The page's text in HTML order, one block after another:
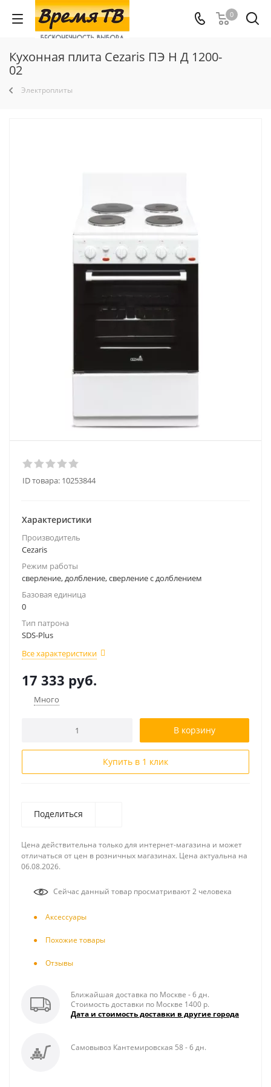
0
Кухонная плита Cezaris ПЭ Н Д 1200-
02
Электроплиты
ID товара: 10253844
Характеристики
Производитель
Cezaris
Режим работы
сверление, долбление, сверление с долблением
Базовая единица
0
Тип патрона
SDS-Plus
Все характеристики
17 333 руб.
Много
В корзину
Купить в 1 клик
Поделиться
Цена действительна только для интернет-магазина и может
отличаться от цен в розничных магазинах. Цена актуальна на
06.08.2026.
Сейчас данный товар просматривают 2 человека
Аксесcуары
Похожие товары
Отзывы
Ближайшая доставка по Москве - 6 дн.
Стоимость доставки по Москве 1400 р.
Дата и стоимость доставки в другие города
Самовывоз Кантемировская 58 - 6 дн.